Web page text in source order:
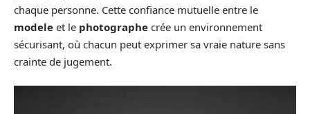
chaque personne. Cette confiance mutuelle entre le
modele et le photographe crée un environnement
sécurisant, où chacun peut exprimer sa vraie nature sans
crainte de jugement.